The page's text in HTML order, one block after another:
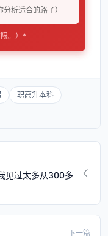
分析适合的路子）
。）*
职高升本科
见过太多从300多
下一篇